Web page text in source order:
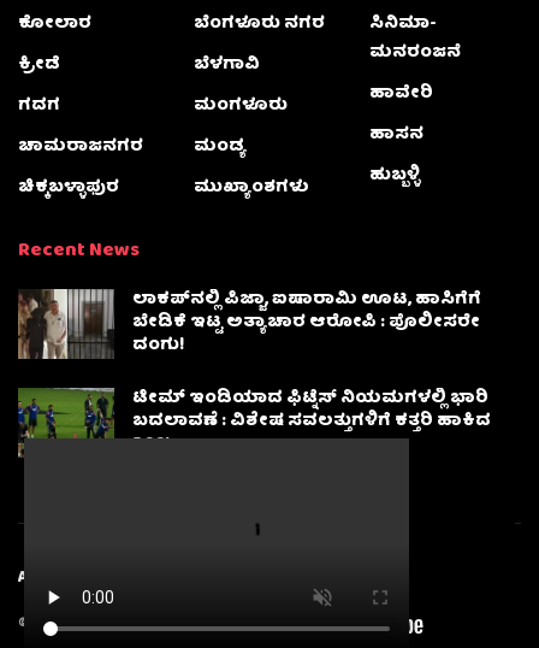
ಕೋಲಾರ
ಕ್ರೀಡೆ
ಗದಗ
ಚಾಮರಾಜನಗರ
ಚಿಕ್ಕಬಳ್ಳಾಫುರ
ಬೆಂಗಳೂರು ನಗರ
ಬೆಳಗಾವಿ
ಮಂಗಳೂರು
ಮಂಡ್ಯ
ಮುಖ್ಯಾಂಶಗಳು
ಸಿನಿಮಾ-
ಮನರಂಜನೆ
ಹಾವೇರಿ
ಹಾಸನ
ಹುಬ್ಬಳ್ಳಿ
Recent News
ಲಾಕಪ್‌ನಲ್ಲಿ ಪಿಜ್ಜಾ, ಐಷಾರಾಮಿ ಊಟ, ಹಾಸಿಗೆಗೆ
ಬೇಡಿಕೆ ಇಟ್ಟ ಅತ್ಯಾಚಾರ ಆರೋಪಿ : ಪೊಲೀಸರೇ
ದಂಗು!
ಟೀಮ್ ಇಂಡಿಯಾದ ಫಿಟ್ನೆಸ್ ನಿಯಮಗಳಲ್ಲಿ ಭಾರಿ
ಬದಲಾವಣೆ : ವಿಶೇಷ ಸವಲತ್ತುಗಳಿಗೆ ಕತ್ತರಿ ಹಾಕಿದ
BCCI
About
© 2025Karnatakanewsbeat